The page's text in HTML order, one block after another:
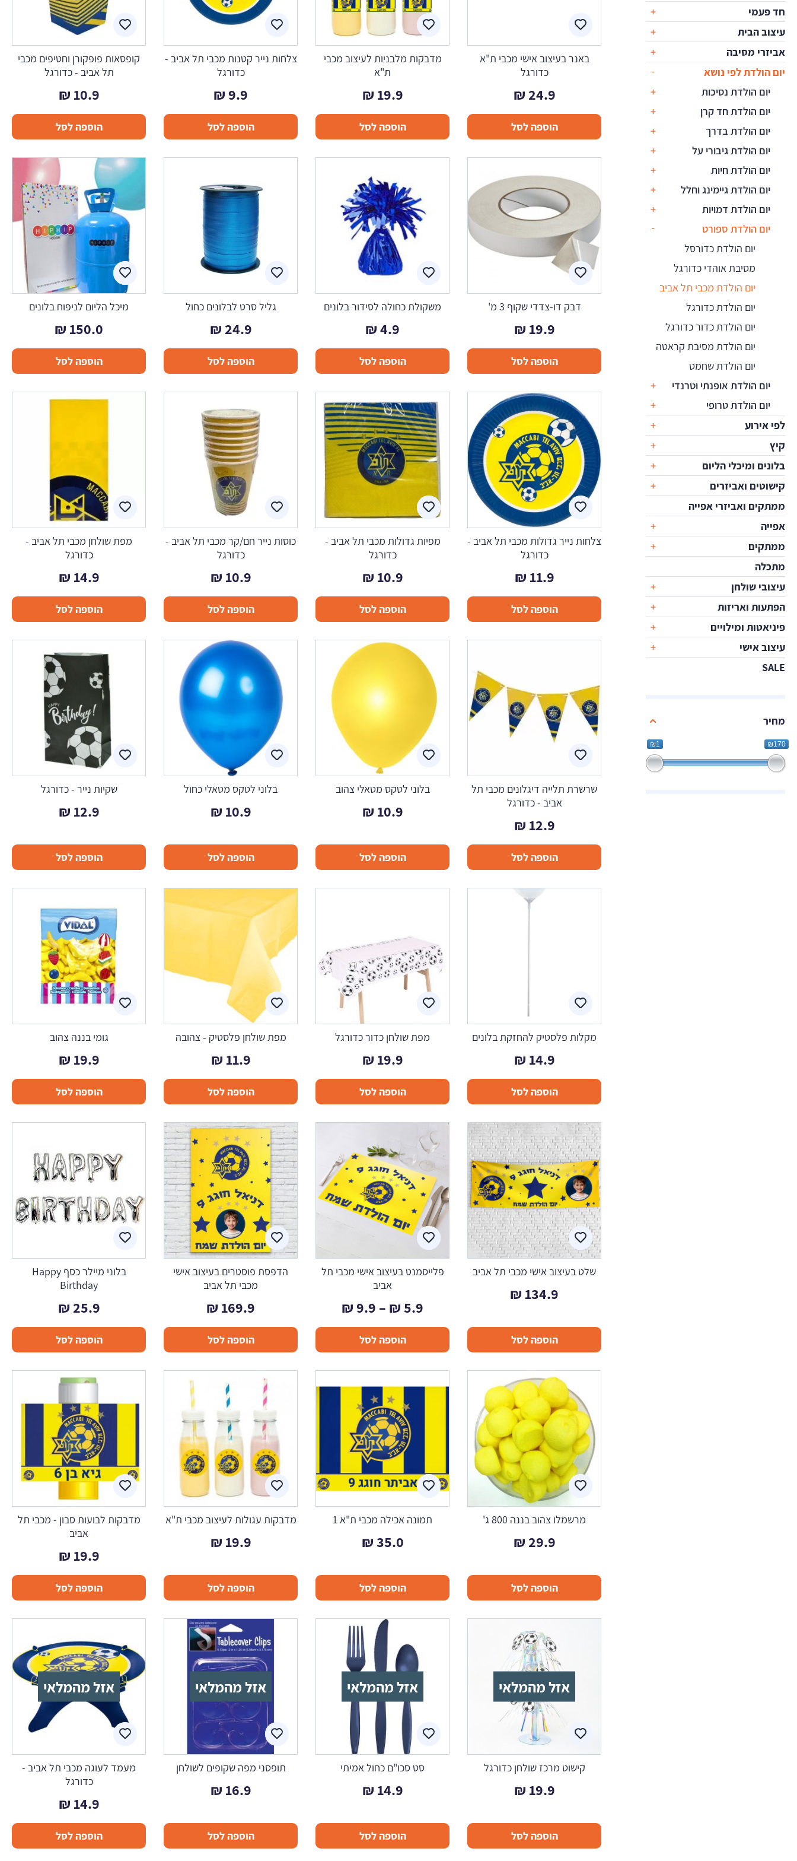
חד פעמי
עיצוב הבית
אביזרי מסיבה
יום הולדת לפי נושא
יום הולדת נסיכות
יום הולדת חד קרן
יום הולדת בדרך
יום הולדת גיבורי על
יום הולדת חיות
יום הולדת גיימינג וחלל
יום הולדת דמויות
יום הולדת ספורט
יום הולדת כדורסל
מסיבת אוהדי כדורגל
יום הולדת מכבי תל אביב
יום הולדת כדורגל
יום הולדת כדור כדורגל
יום הולדת מסיבת קראטה
יום הולדת שחמט
יום הולדת אופנתי וטרנדי
יום הולדת טרופי
לפי אירוע
קיץ
בלונים ומיכלי הליום
קישוטים ואביזרים
ממתקים ואביזרי אפייה
אפייה
ממתקים
מתכלה
עיצובי שולחן
הפתעות ואריזות
פיניאטות ומילויים
עיצוב אישי
SALE
מחיר
₪1 ₪170
באנר בעיצוב אישי מכבי ת"א
כדורגל
24.9
₪
הוספה לסל
מדבקות מלבניות לעיצוב מכבי
ת"א
19.9
₪
הוספה לסל
צלחות נייר קטנות מכבי תל אביב -
כדורגל
9.9
₪
הוספה לסל
קופסאות פופקורן וחטיפים מכבי
תל אביב - כדורגל
10.9
₪
הוספה לסל
דבק דו-צדדי שקוף 3 מ'
19.9
₪
הוספה לסל
משקולת כחולה לסידור בלונים
4.9
₪
הוספה לסל
גליל סרט לבלונים כחול
24.9
₪
הוספה לסל
מיכל הליום לניפוח בלונים
150.0
₪
הוספה לסל
צלחות נייר גדולות מכבי תל אביב -
כדורגל
11.9
₪
הוספה לסל
מפיות גדולות מכבי תל אביב -
כדורגל
10.9
₪
הוספה לסל
כוסות נייר חם/קר מכבי תל אביב -
כדורגל
10.9
₪
הוספה לסל
מפת שולחן מכבי תל אביב -
כדורגל
14.9
₪
הוספה לסל
שרשרת תלייה דיגלונים מכבי תל
אביב - כדורגל
12.9
₪
הוספה לסל
בלוני לטקס מטאלי צהוב
10.9
₪
הוספה לסל
בלוני לטקס מטאלי כחול
10.9
₪
הוספה לסל
שקיות נייר - כדורגל
12.9
₪
הוספה לסל
מקלות פלסטיק להחזקת בלונים
14.9
₪
הוספה לסל
מפת שולחן כדור כדורגל
19.9
₪
הוספה לסל
מפת שולחן פלסטיק - צהובה
11.9
₪
הוספה לסל
גומי בננה צהוב
19.9
₪
הוספה לסל
שלט בעיצוב אישי מכבי תל אביב
134.9
₪
הוספה לסל
פלייסמנט בעיצוב אישי מכבי תל
אביב
5.9
₪
–
9.9
₪טווח
מחירים:
⁦9.9 ₪⁩
הוספה לסל
הדפסת פוסטרים בעיצוב אישי
מכבי תל אביב
169.9
₪
הוספה לסל
בלוני מיילר כסף Happy
Birthday
25.9
₪
הוספה לסל
מרשמלו צהוב בננה 800 ג'
29.9
₪
הוספה לסל
תמונה אכילה מכבי ת"א 1
35.0
₪
הוספה לסל
מדבקות עגולות לעיצוב מכבי ת"א
19.9
₪
הוספה לסל
מדבקות לבועות סבון - מכבי תל
אביב
19.9
₪
הוספה לסל
אזל מהמלאי
קישוט מרכז שולחן כדורגל
19.9
₪
הוספה לסל
אזל מהמלאי
סט סכו"ם כחול אמיתי
14.9
₪
הוספה לסל
אזל מהמלאי
תופסני מפה שקופים לשולחן
16.9
₪
הוספה לסל
אזל מהמלאי
מעמד לעוגה מכבי תל אביב -
כדורגל
14.9
₪
הוספה לסל